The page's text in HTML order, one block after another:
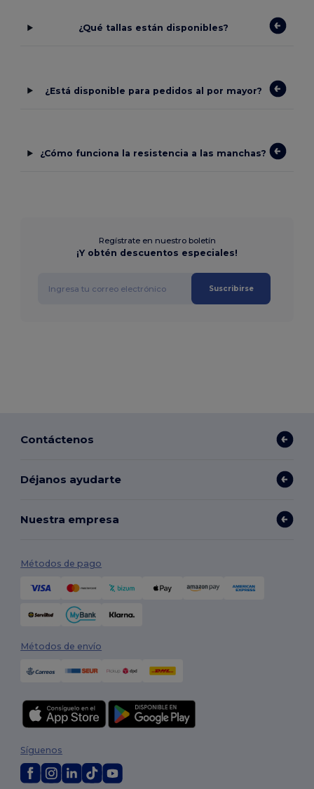
¿Qué tallas están disponibles?
¿Está disponible para pedidos al por mayor?
¿Cómo funciona la resistencia a las manchas?
Regístrate en nuestro boletín
¡Y obtén descuentos especiales!
Suscribirse
Contáctenos
Déjanos ayudarte
Nuestra empresa
Métodos de pago
Métodos de envío
Síguenos